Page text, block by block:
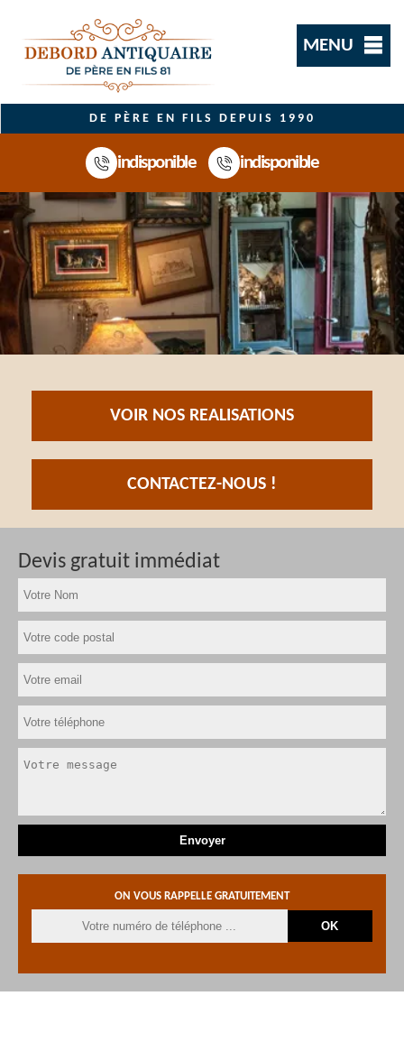
MENU
DE PÈRE EN FILS DEPUIS 1990
indisponible indisponible
VOIR NOS REALISATIONS
CONTACTEZ-NOUS !
Devis gratuit immédiat
ON VOUS RAPPELLE GRATUITEMENT